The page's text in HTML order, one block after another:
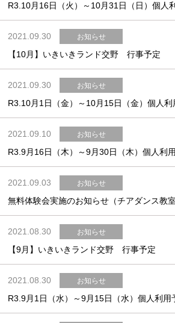
R3.10月16日（火）～10月31日（日）個人
2021.09.30 お知らせ
【10月】いきいきランド交野 行事予定
2021.09.30 お知らせ
R3.10月1日（金）～10月15日（金）個人利
2021.09.10 お知らせ
R3.9月16日（木）～9月30日（木）個人利
2021.09.03 お知らせ
無料体験会実施のお知らせ（チアダンス教
2021.08.30 お知らせ
【9月】いきいきランド交野 行事予定
2021.08.30 お知らせ
R3.9月1日（水）～9月15日（水）個人利用